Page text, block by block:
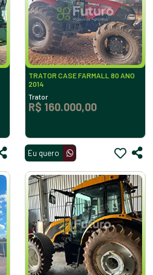
TRATOR CASE FARMALL 80 ANO
2014
Trator
R$ 160.000,00
Eu quero